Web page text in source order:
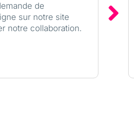
de
sur notre site
notre collaboration.